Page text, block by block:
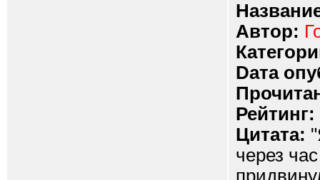
Автор:
Dата
Рейтинг:
Цитата:
через